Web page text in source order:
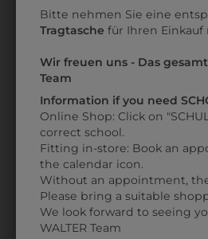
€ 59,90
ZULETZT
3200291
Bitte nehmen Sie eine
Tragtasche für Ihren Einkauf
Wir freuen uns - Das
Team
Information if you need
Online Shop: Click on
correct school.
Fitting in-store: Book an
the calendar icon.
Without an appointment,
Please bring a suitable
We look forward to seeing
WALTER Team